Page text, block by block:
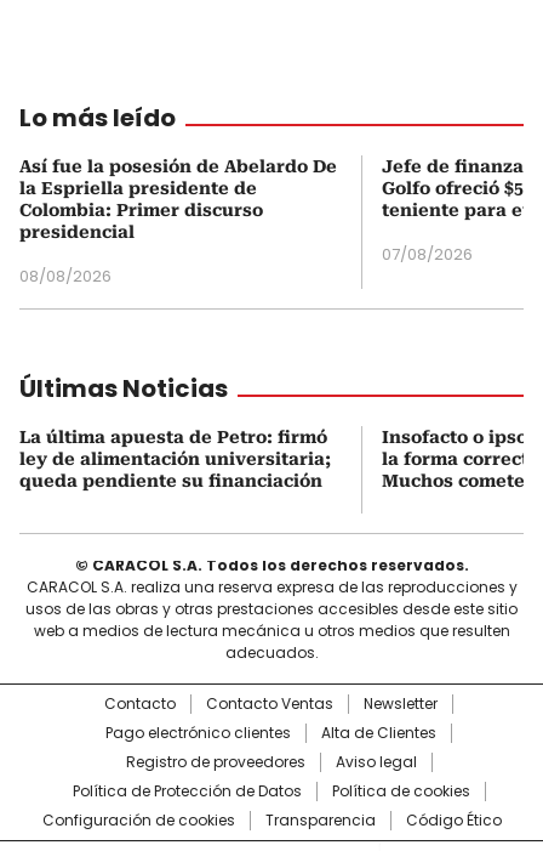
Lo más leído
Así fue la posesión de Abelardo De
la Espriella presidente de
Colombia: Primer discurso
presidencial
08/08/2026
Jefe de finanzas
Golfo ofreció
teniente para
07/08/2026
Últimas Noticias
La última apuesta de Petro: firmó
ley de alimentación universitaria;
queda pendiente su financiación
Insofacto o ipso
la forma
Muchos
© CARACOL S.A. Todos los derechos reservados.
CARACOL S.A. realiza una reserva expresa de las reproducciones y
usos de las obras y otras prestaciones accesibles desde este sitio
web a medios de lectura mecánica u otros medios que resulten
adecuados.
Contacto Contacto Ventas
Newsletter
Pago electrónico clientes
Alta de Clientes
Registro de proveedores
Aviso legal
Política de Protección de Datos
Política de cookies
Configuración de cookies
Transparencia Código Ético